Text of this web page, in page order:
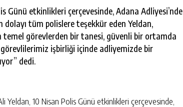
Günü etkinlikleri çerçevesinde, Adana Adliyesi’nde
dolayı tüm polislere teşekkür eden Yeldan,
temel görevlerden bir tanesi, güvenli bir ortamda
işbirliği içinde adliyemizde bir
dedi.
Yeldan, 10 Nisan Polis Günü etkinlikleri çerçevesinde,